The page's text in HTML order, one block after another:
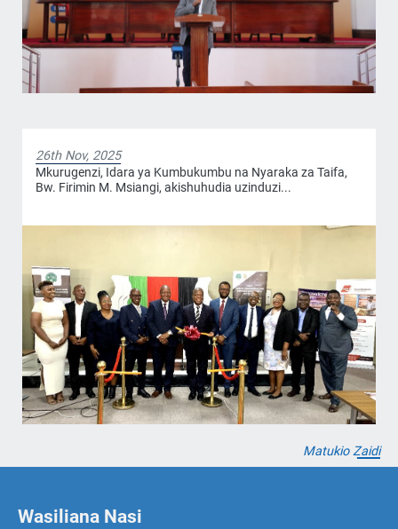
26th Nov, 2025
Mkurugenzi, Idara ya Kumbukumbu na Nyaraka za Taifa,
Bw. Firimin M. Msiangi, akishuhudia uzinduzi...
Matukio Zaidi
Wasiliana Nasi